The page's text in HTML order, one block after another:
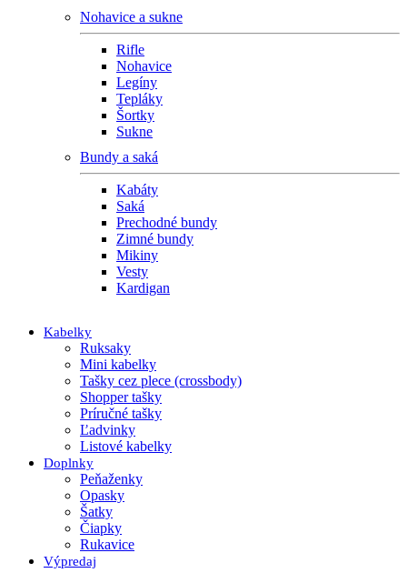
Nohavice a sukne
Rifle
Nohavice
Legíny
Tepláky
Šortky
Sukne
Bundy a saká
Kabáty
Saká
Prechodné bundy
Zimné bundy
Mikiny
Vesty
Kardigan
Kabelky
Ruksaky
Mini kabelky
Tašky cez plece (crossbody)
Shopper tašky
Príručné tašky
Ľadvinky
Listové kabelky
Doplnky
Peňaženky
Opasky
Šatky
Čiapky
Rukavice
Výpredaj